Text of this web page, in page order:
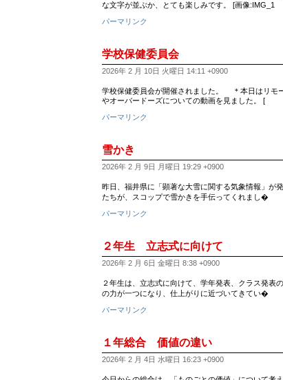
な文字が並ぶか、とても楽しみです。 [画像:IMG_1
パーマリンク
学校保健委員会
2026年 2 月 10日 火曜日 14:11 +0900
学校保健委員会が開催されました。 ＊本日はリモ
やオーバードーズについての動画を見ました。 [
パーマリンク
雪かき
2026年 2 月 9日 月曜日 19:29 +0900
昨日、福井県に「顕著な大雪に関する気象情報」が
たちが、スコップで雪かきを手伝ってくれまし�
パーマリンク
２年生 立志式に向けて
2026年 2 月 6日 金曜日 8:38 +0900
２年生は、立志式に向けて、学年発表、クラス発表
の力が一つになり、仕上がりに近づいてきてい�
パーマリンク
１年総合 価値の違い
2026年 2 月 4日 水曜日 16:23 +0900